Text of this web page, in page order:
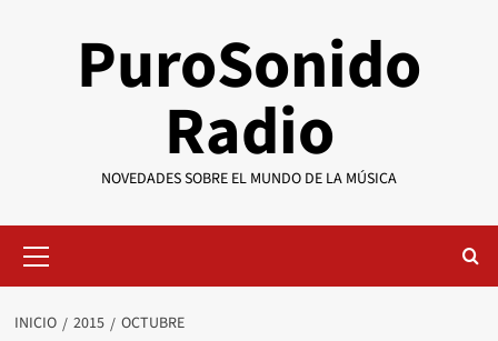
PuroSonido
Radio
NOVEDADES SOBRE EL MUNDO DE LA MÚSICA
primario
INICIO 2015 OCTUBRE